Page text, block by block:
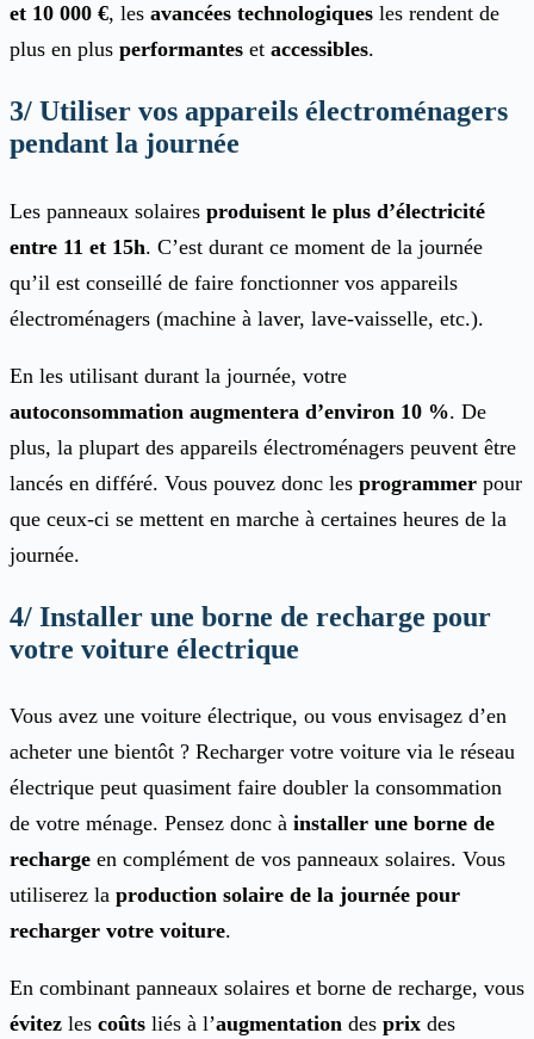
et 10 000 €, les avancées technologiques les rendent de
plus en plus performantes et accessibles.
3/ Utiliser vos appareils électroménagers
pendant la journée
Les panneaux solaires produisent le plus d’électricité
entre 11 et 15h. C’est durant ce moment de la journée
qu’il est conseillé de faire fonctionner vos appareils
électroménagers (machine à laver, lave-vaisselle, etc.).
En les utilisant durant la journée, votre
autoconsommation augmentera d’environ 10 %. De
plus, la plupart des appareils électroménagers peuvent être
lancés en différé. Vous pouvez donc les programmer pour
que ceux-ci se mettent en marche à certaines heures de la
journée.
4/ Installer une borne de recharge pour
votre voiture électrique
Vous avez une voiture électrique, ou vous envisagez d’en
acheter une bientôt ? Recharger votre voiture via le réseau
électrique peut quasiment faire doubler la consommation
de votre ménage. Pensez donc à installer une borne de
recharge en complément de vos panneaux solaires. Vous
utiliserez la production solaire de la journée pour
recharger votre voiture.
En combinant panneaux solaires et borne de recharge, vous
évitez les coûts liés à l’augmentation des prix des